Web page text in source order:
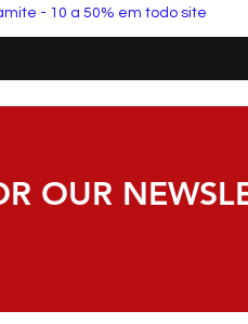
- 10 a 50% em todo site
OUR